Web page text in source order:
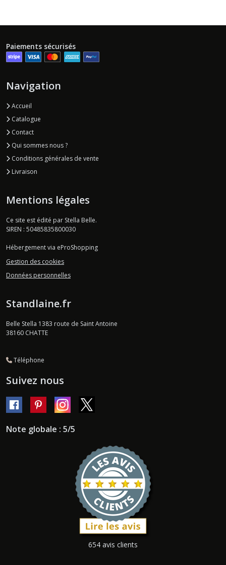
Paiements sécurisés
Navigation
Accueil
Catalogue
Contact
Qui sommes nous ?
Conditions générales de vente
Livraison
Mentions légales
Ce site est édité par Stella Belle.
SIREN : 50485835800030
Hébergement via eProShopping
Gestion des cookies
Données personnelles
Standlaine.fr
Belle Stella 1383 route de Saint Antoine
38160 CHATTE
Téléphone
Suivez nous
Note globale : 5/5
654 avis clients